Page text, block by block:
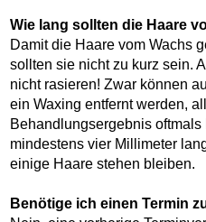
Wie lang sollten die Haare
Damit die Haare vom Wachs
sollten sie nicht zu kurz sein.
nicht rasieren! Zwar können
ein Waxing entfernt werden,
Behandlungsergebnis
mindestens vier Millimeter
einige Haare stehen bleiben.
Benötige ich einen Termin